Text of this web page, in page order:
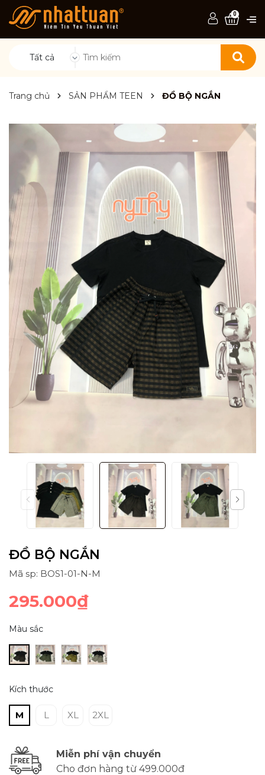
Tất cả
0
Trang chủ SẢN PHẨM TEEN ĐỒ BỘ NGẮN
ĐỒ BỘ NGẮN
Mã sp: BOS1-01-N-M
295.000₫
Màu sắc
Kích thước
M L XL 2XL
Miễn phí vận chuyển
Cho đơn hàng từ 499.000đ